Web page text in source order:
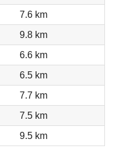
7.6 km
9.8 km
6.6 km
6.5 km
7.7 km
7.5 km
9.5 km